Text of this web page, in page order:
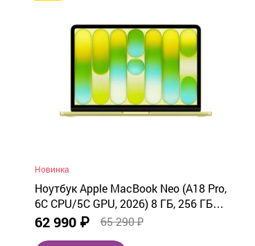
Новинка
Ноутбук Apple MacBook Neo (A18 Pro,
6C CPU/5C GPU, 2026) 8 ГБ, 256 ГБ
SSD, Citrus (желтый) MHFD4
62 990 ₽ 65 290 ₽